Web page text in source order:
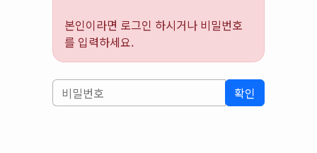
본인이라면 로그인 하시거나 비밀번호
를 입력하세요.
확인